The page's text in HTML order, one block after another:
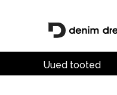
Uued tooted